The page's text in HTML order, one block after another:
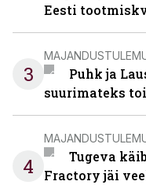
Eesti
3
Puhk ja
suurimateks
4
Tugeva
Fractory jäi